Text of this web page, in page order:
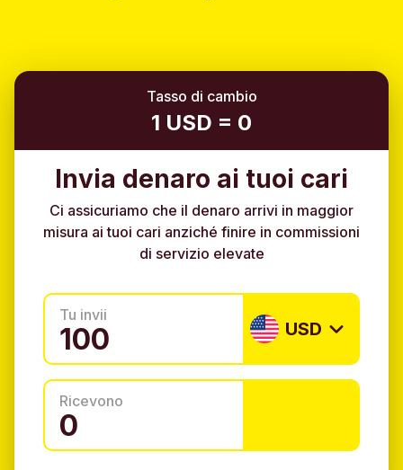
Tasso di cambio
1 USD = 0
Invia denaro ai tuoi cari
Ci assicuriamo che il denaro arrivi in maggior
misura ai tuoi cari anziché finire in commissioni
di servizio elevate
Tu invii
USD
Ricevono